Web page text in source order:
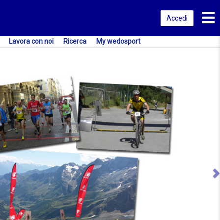
Accedi
Lavora con noi Ricerca My wedosport